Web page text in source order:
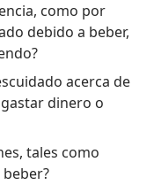
como por
debido a beber,
acerca de
dinero o
tales como